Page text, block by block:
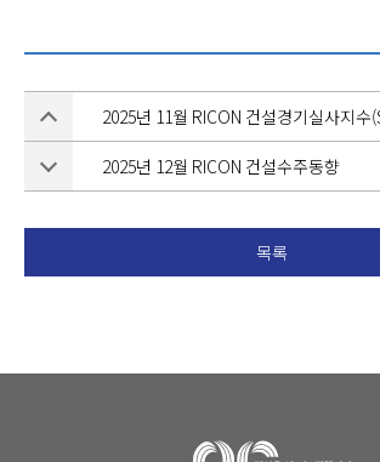
2025년 11월 RICON 건설경기실사지수
2025년 12월 RICON 건설수주동향
목록